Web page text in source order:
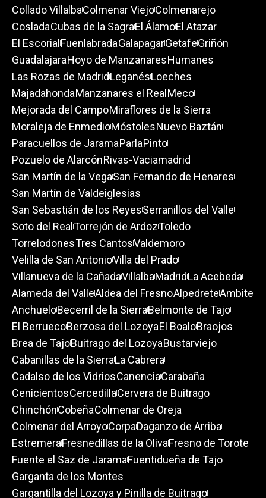
Collado VillalbaColmenar ViejoColmenarejo
CosladaCubas de la SagraEl ÁlamoEl Atazar
El EscorialFuenlabradaGalapagarGetafeGriñón
GuadalajaraHoyo de ManzanaresHumanes
Las Rozas de MadridLeganésLoeches
MajadahondaManzanares el RealMeco
Mejorada del CampoMiraflores de la Sierra
Moraleja de EnmedioMóstolesNuevo Baztán
Paracuellos de JaramaParlaPinto
Pozuelo de AlarcónRivas-Vaciamadrid
San Martín de la VegaSan Fernando de Henares
San Martín de Valdeiglesias
San Sebastián de los ReyesSerranillos del Valle
Soto del RealTorrejón de ArdozToledo
TorrelodonesTres CantosValdemoro
Velilla de San AntonioVilla del Prado
Villanueva de la CañadaVillalbaMadridLa Acebeda
Alameda del ValleAldea del FresnoAlpedreteAmbite
AnchueloBecerril de la SierraBelmonte de Tajo
El BerruecoBerzosa del LozoyaEl BoaloBraojos
Brea de TajoBuitrago del LozoyaBustarviejo
Cabanillas de la SierraLa Cabrera
Cadalso de los VidriosCanenciaCarabaña
CenicientosCercedillaCervera de Buitrago
ChinchónCobeñaColmenar de Oreja
Colmenar del ArroyoCorpaDaganzo de Arriba
EstremeraFresnedillas de la OlivaFresno de Torote
Fuente el Saz de JaramaFuentidueña de Tajo
Garganta de los Montes
Gargantilla del Lozoya y Pinilla de Buitrago